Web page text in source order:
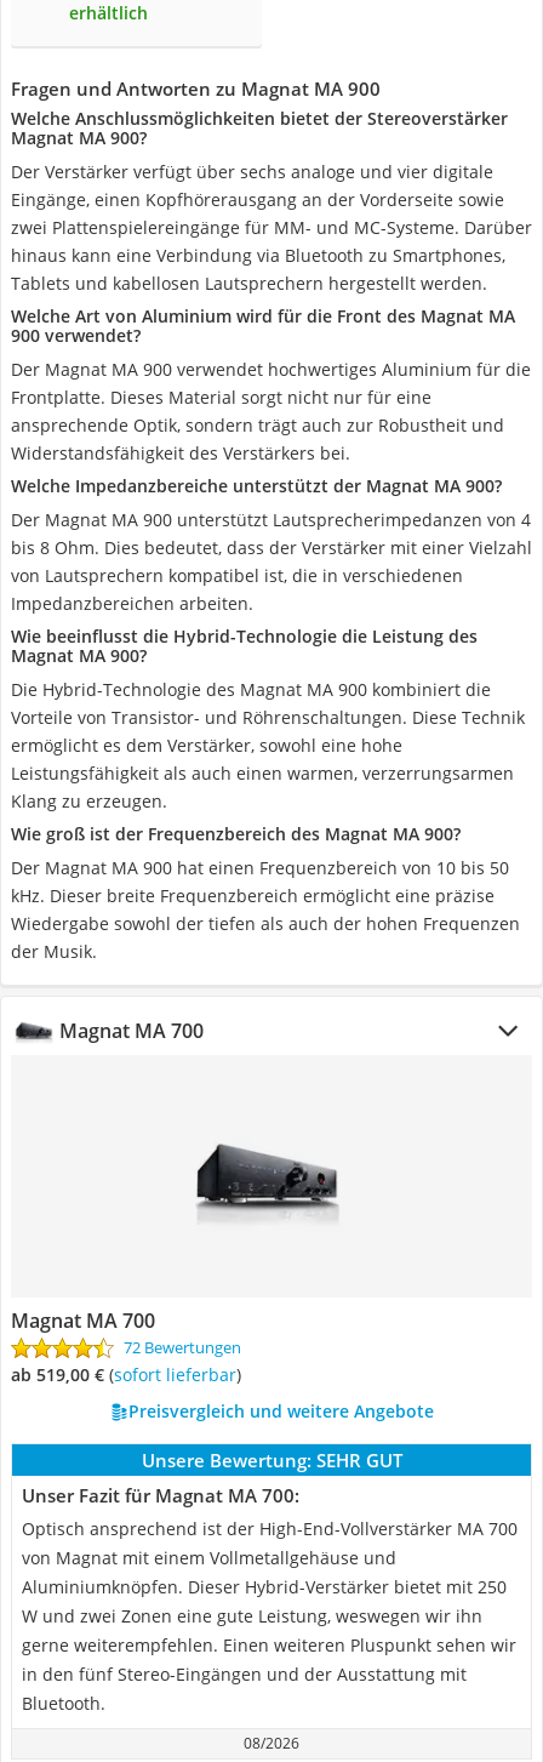
erhältlich
Fragen und Antworten zu Magnat MA 900
Welche Anschlussmöglichkeiten bietet der Stereoverstärker
Magnat MA 900?
Der Verstärker verfügt über sechs analoge und vier digitale
Eingänge, einen Kopfhörerausgang an der Vorderseite sowie
zwei Plattenspielereingänge für MM- und MC-Systeme. Darüber
hinaus kann eine Verbindung via Bluetooth zu Smartphones,
Tablets und kabellosen Lautsprechern hergestellt werden.
Welche Art von Aluminium wird für die Front des Magnat MA
900 verwendet?
Der Magnat MA 900 verwendet hochwertiges Aluminium für die
Frontplatte. Dieses Material sorgt nicht nur für eine
ansprechende Optik, sondern trägt auch zur Robustheit und
Widerstandsfähigkeit des Verstärkers bei.
Welche Impedanzbereiche unterstützt der Magnat MA 900?
Der Magnat MA 900 unterstützt Lautsprecherimpedanzen von 4
bis 8 Ohm. Dies bedeutet, dass der Verstärker mit einer Vielzahl
von Lautsprechern kompatibel ist, die in verschiedenen
Impedanzbereichen arbeiten.
Wie beeinflusst die Hybrid-Technologie die Leistung des
Magnat MA 900?
Die Hybrid-Technologie des Magnat MA 900 kombiniert die
Vorteile von Transistor- und Röhrenschaltungen. Diese Technik
ermöglicht es dem Verstärker, sowohl eine hohe
Leistungsfähigkeit als auch einen warmen, verzerrungsarmen
Klang zu erzeugen.
Wie groß ist der Frequenzbereich des Magnat MA 900?
Der Magnat MA 900 hat einen Frequenzbereich von 10 bis 50
kHz. Dieser breite Frequenzbereich ermöglicht eine präzise
Wiedergabe sowohl der tiefen als auch der hohen Frequenzen
der Musik.
Magnat MA 700
Magnat MA 700
72 Bewertungen
ab 519,00 € ( Sofort lieferbar)
Preisvergleich und weitere Angebote
Unsere Bewertung: SEHR GUT
Unser Fazit für Magnat MA 700:
Optisch ansprechend ist der High-End-Vollverstärker MA 700
von Magnat mit einem Vollmetallgehäuse und
Aluminiumknöpfen. Dieser Hybrid-Verstärker bietet mit 250
W und zwei Zonen eine gute Leistung, weswegen wir ihn
gerne weiterempfehlen. Einen weiteren Pluspunkt sehen wir
in den fünf Stereo-Eingängen und der Ausstattung mit
Bluetooth.
08/2026